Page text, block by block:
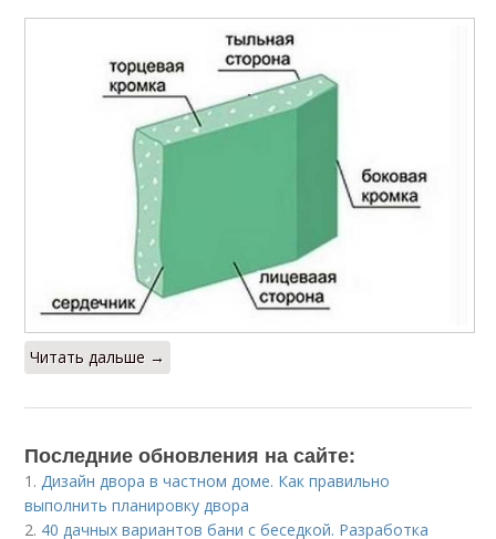
Читать дальше →
Последние обновления на сайте:
1.Дизайн двора в частном доме. Как правильно
выполнить планировку двора
2. 40 дачных вариантов бани с беседкой. Разработка